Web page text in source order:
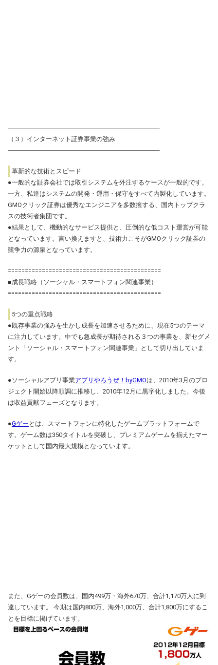
――――――――――――――――――――――――
（３）インターネット証券事業の強み
――――――――――――――――――――――――
革新的な技術とスピード
●一般的な証券会社では取引システムを外注するケースが一般的です。
一方、私達はシステムの開発・運用・保守をすべて内製化しています。
GMOクリック証券は優秀なエンジニアを多数擁する、国内トップクラ
スの技術者集団です。
●結果として、機動的なサービス提供と、圧倒的な低コスト運営が可能
となっています。言い換えますと、技術力こそがGMOクリック証券の
競争力の源泉となっています。
=============================================
■成長戦略（ソーシャル・スマートフォン関連事業）
=============================================
5つの重点戦略
●既存事業の強みを生かし成長を加速させるために、現在5つのテーマ
に注力しています。中でも急成長が期待される３つの事業を、新セグメ
ント「ソーシャル・スマートフォン関連事業」として切り出していま
す。
●ソーシャルアプリ事業アプリやろうぜ！byGMOは、2010年3月のプロ
ジェクト開始以降順調に推移し、2010年12月に黒字化しました。今後
は収益貢献フェーズとなります。
●Gゲー とは、スマートフォンに特化したゲームプラットフォームで
す。ゲーム数は350タイトルを突破し、プレミアムゲームを揃えたマー
ケットとして国内最大規模となっています。
また、Gゲーの会員数は、国内499万・海外670万、合計1,170万人に到
達しています。 今期は国内800万、海外1,000万、合計1,800万にするこ
とを目標に掲げています。